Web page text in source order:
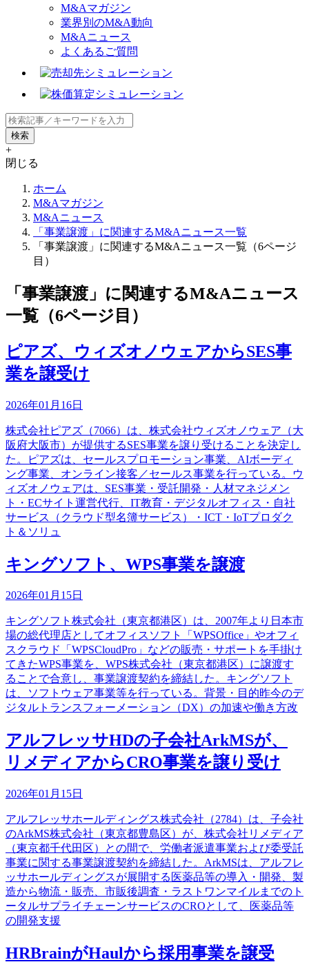
M&Aマガジン
業界別のM&A動向
M&Aニュース
よくあるご質問
+
閉じる
ホーム
M&Aマガジン
M&Aニュース
「事業譲渡」に関連するM&Aニュース一覧
「事業譲渡」に関連するM&Aニュース一覧（6ページ
目）
「事業譲渡」に関連するM&Aニュース
一覧（6ページ目）
ピアズ、ウィズオノウェアからSES事
業を譲受け
2026年01月16日
株式会社ピアズ（7066）は、株式会社ウィズオノウェア（大
阪府大阪市）が提供するSES事業を譲り受けることを決定し
た。ピアズは、セールスプロモーション事業、AIボーディ
ング事業、オンライン接客／セールス事業を行っている。ウ
ィズオノウェアは、SES事業・受託開発・人材マネジメン
ト・ECサイト運営代行、IT教育・デジタルオフィス・自社
サービス（クラウド型名簿サービス）・ICT・IoTプロダク
ト＆ソリュ
キングソフト、WPS事業を譲渡
2026年01月15日
キングソフト株式会社（東京都港区）は、2007年より日本市
場の総代理店としてオフィスソフト「WPSOffice」やオフィ
スクラウド「WPSCloudPro」などの販売・サポートを手掛け
てきたWPS事業を、WPS株式会社（東京都港区）に譲渡す
ることで合意し、事業譲渡契約を締結した。キングソフト
は、ソフトウェア事業等を行っている。背景・目的昨今のデ
ジタルトランスフォーメーション（DX）の加速や働き方改
アルフレッサHDの子会社ArkMSが、
リメディアからCRO事業を譲り受け
2026年01月15日
アルフレッサホールディングス株式会社（2784）は、子会社
のArkMS株式会社（東京都豊島区）が、株式会社リメディア
（東京都千代田区）との間で、労働者派遣事業および委受託
事業に関する事業譲渡契約を締結した。ArkMSは、アルフレ
ッサホールディングスが展開する医薬品等の導入・開発、製
造から物流・販売、市販後調査・ラストワンマイルまでのト
ータルサプライチェーンサービスのCROとして、医薬品等
の開発支援
HRBrainがHaulから採用事業を譲受